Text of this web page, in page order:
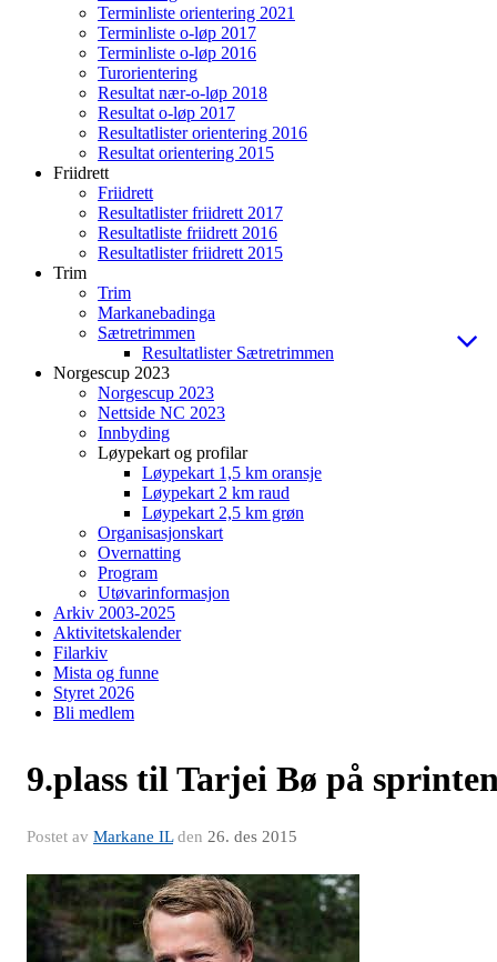
Terminliste orientering 2021
Terminliste o-løp 2017
Terminliste o-løp 2016
Turorientering
Resultat nær-o-løp 2018
Resultat o-løp 2017
Resultatlister orientering 2016
Resultat orientering 2015
Friidrett
Friidrett
Resultatlister friidrett 2017
Resultatliste friidrett 2016
Resultatlister friidrett 2015
Trim
Trim
Markanebadinga
Sætretrimmen
Resultatlister Sætretrimmen
Norgescup 2023
Norgescup 2023
Nettside NC 2023
Innbyding
Løypekart og profilar
Løypekart 1,5 km oransje
Løypekart 2 km raud
Løypekart 2,5 km grøn
Organisasjonskart
Overnatting
Program
Utøvarinformasjon
Arkiv 2003-2025
Aktivitetskalender
Filarkiv
Mista og funne
Styret 2026
Bli medlem
9.plass til Tarjei Bø på
Postet av Markane ILden 26. des 2015